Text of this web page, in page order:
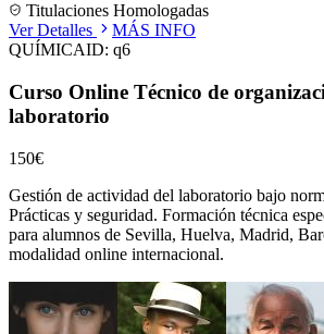
Titulaciones Homologadas
Ver Detalles
MÁS INFO
QUÍMICAID: q6
Curso Online Técnico de
laboratorio
150€
Gestión de actividad del laboratorio bajo
Prácticas y seguridad. Formación técnica
para alumnos de Sevilla, Huelva, Madrid,
modalidad online internacional.